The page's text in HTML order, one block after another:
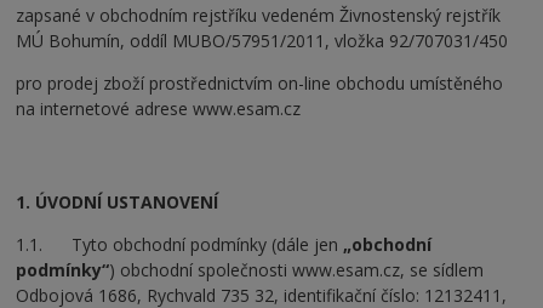
zapsané v obchodním rejstříku vedeném Živnostenský rejstřík
MÚ Bohumín, oddíl MUBO/57951/2011, vložka 92/707031/450
pro prodej zboží prostřednictvím on-line obchodu umístěného
na internetové adrese www.esam.cz
1. ÚVODNÍ USTANOVENÍ
1.1. Tyto obchodní podmínky (dále jen „obchodní
podmínky“) obchodní společnosti www.esam.cz, se sídlem
Odbojová 1686, Rychvald 735 32, identifikační číslo: 12132411,